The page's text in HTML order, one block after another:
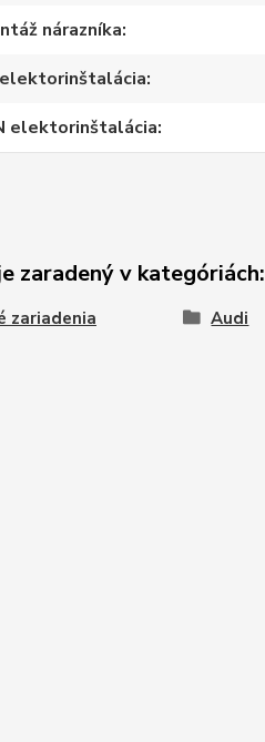
nárazníka
elektorinštalácia
zaradený v kategóriách:
zariadenia Audi